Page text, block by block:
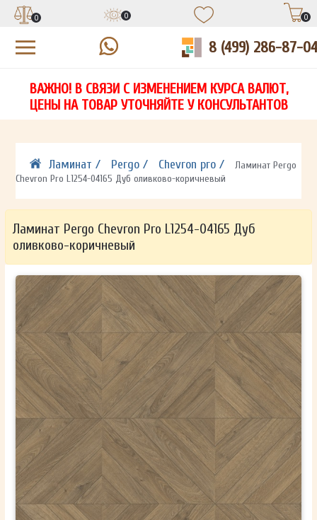
НА
СВЯЖЕТСЯ С ВАМИ В ТЕЧЕНИЕ 15 МИНУТ
ОТПРАВИТЬ
Ваши данные не будут переданы третьим лицам
ЗАПОЛНИТЕ ФОРМУ И НАШ МЕНЕДЖЕР
СВЯЖЕТСЯ С ВАМИ В ТЕЧЕНИЕ 15 МИНУТ
ОТПРАВИТЬ
Ваши данные не будут переданы третьим лицам
ЗАПОЛНИТЕ ФОРМУ И НАШ МЕНЕДЖЕР
СВЯЖЕТСЯ С ВАМИ В ТЕЧЕНИЕ 15 МИНУТ
ОТПРАВИТЬ
Ваши данные не будут переданы третьим лицам
0 0 0
8 (499) 286-87-04
ВАЖНО! В СВЯЗИ С ИЗМЕНЕНИЕМ КУРСА ВАЛЮТ,
ЦЕНЫ НА ТОВАР УТОЧНЯЙТЕ У КОНСУЛЬТАНТОВ
Ламинат / Pergo / Chevron pro /
Ламинат Pergo
Chevron Pro L1254-04165 Дуб оливково-коричневый
Ламинат Pergo Chevron Pro L1254-04165 Дуб
оливково-коричневый